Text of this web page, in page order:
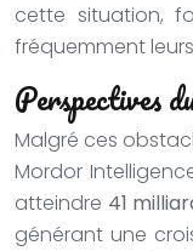
cette situation,
fréquemment
Perspectives
Malgré ces
Mordor
atteindre 41
générant une